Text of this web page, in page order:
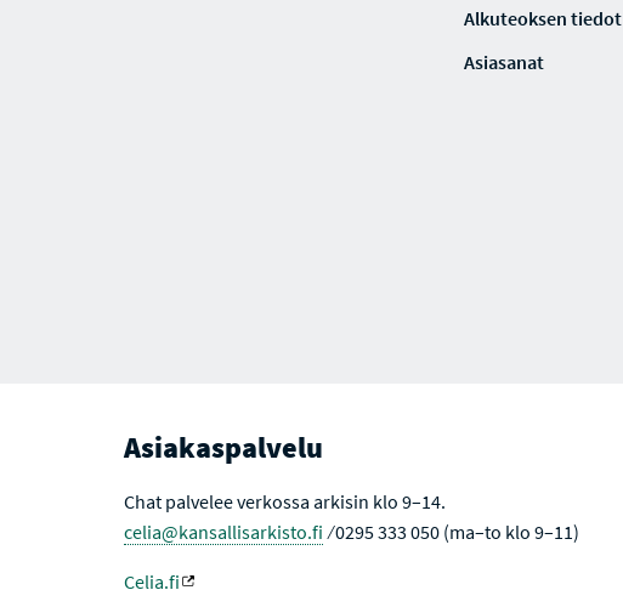
Alkuteoksen tiedot
Asiasanat
Asiakaspalvelu
Chat palvelee verkossa arkisin klo 9–14.
celia@kansallisarkisto.fi ⁄ 0295 333 050 (ma–to klo 9–11)
Celia.fi